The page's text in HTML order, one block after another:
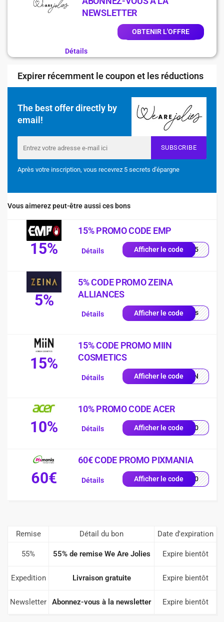
NEWSLETTER
OBTENIR L'OFFRE
Détails
Expirer récemment le coupon et les réductions
The best offer directly by
email!
SUBSCRIBE
Après votre inscription, vous recevrez 5 secrets d'épargne
Vous aimerez peut-être aussi ces bons
15%
15% PROMO CODE EMP
Afficher le codees15
Détails
5%
5% CODE PROMO ZEINA
ALLIANCES
Afficher le codequis
Détails
15%
15% CODE PROMO MIIN
COSMETICS
Afficher le codeMIIN
Détails
10%
10% PROMO CODE ACER
Afficher le codeVE10
Détails
60€
60€ CODE PROMO PIXMANIA
Afficher le codeAL60
Détails
Remise Détail du bon Date d'expiration
55% 55% de remise We Are Jolies Expire bientôt
Expedition Livraison gratuite Expire bientôt
Newsletter Abonnez-vous à la newsletter Expire bientôt